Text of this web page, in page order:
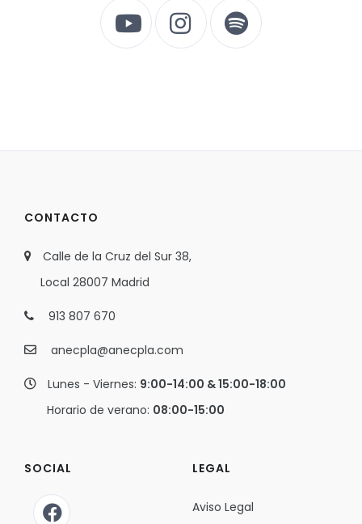
CONTACTO
Calle de la Cruz del Sur 38,
Local 28007 Madrid
913 807 670
anecpla@anecpla.com
Lunes - Viernes: 9:00-14:00 & 15:00-18:00
Horario de verano: 08:00-15:00
SOCIAL LEGAL
Aviso Legal